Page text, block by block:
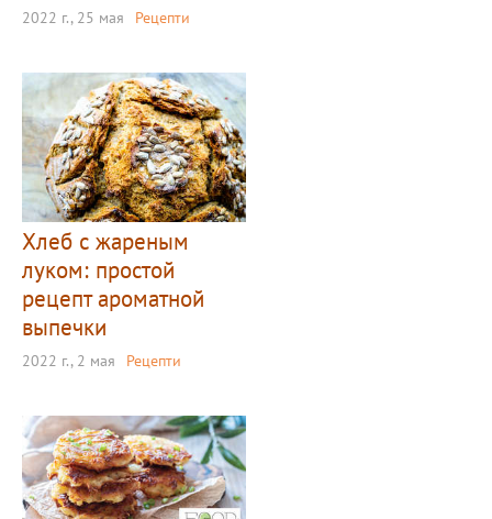
2022 г., 25 мая Рецепти
Хлеб с жареным
луком: простой
рецепт ароматной
выпечки
2022 г., 2 мая Рецепти